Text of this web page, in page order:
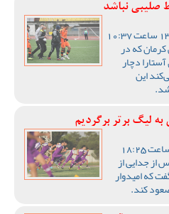
صلیبی نباشد
که در
دچار
این
لیگ برتر برگردیم
از جدایی از
که امیدوار
کند.